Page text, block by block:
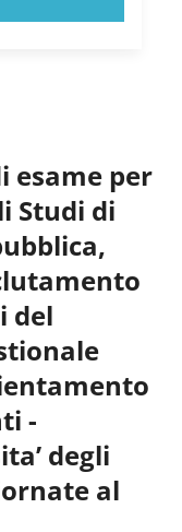
esame per
Studi di
del
-
degli
al